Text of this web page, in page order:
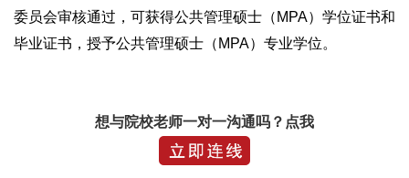
委员会审核通过，可获得公共管理硕士（MPA）学位证书和
毕业证书，授予公共管理硕士（MPA）专业学位。
想与院校老师一对一沟通吗？点我